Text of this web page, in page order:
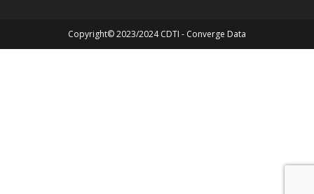
Copyright© 2023/2024 CDTI - Converge Data